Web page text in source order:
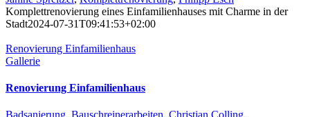
Komplettrenovierung eines Einfamilienhauses mit Charme in der
Stadt2024-07-31T09:41:53+02:00
Renovierung Einfamilienhaus
Gallerie
Renovierung Einfamilienhaus